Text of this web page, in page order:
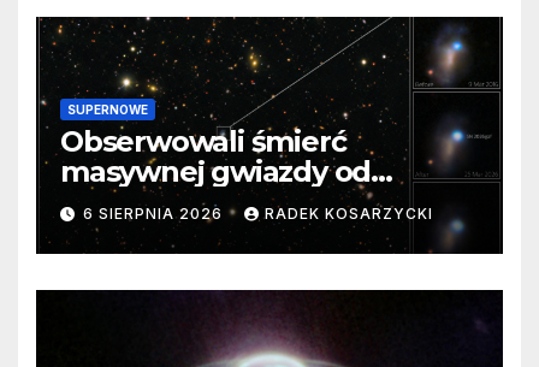
SUPERNOWE
Obserwowali śmierć
masywnej gwiazdy od
samego początku. Niezwykle
cenne dane
6 SIERPNIA 2026 RADEK KOSARZYCKI